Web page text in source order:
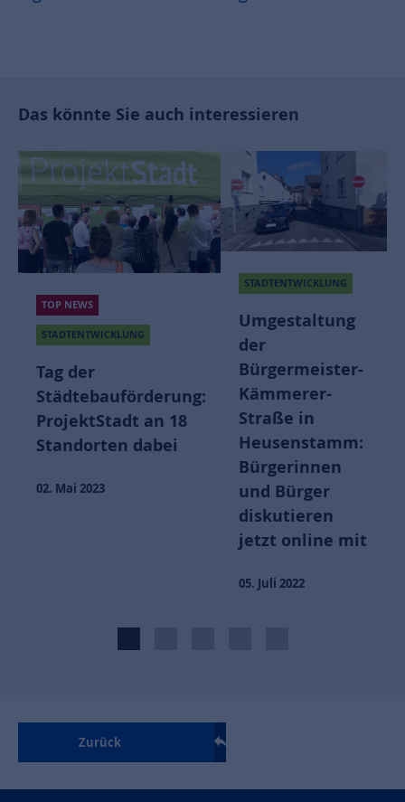
Das könnte Sie auch interessieren
an 18
dabei
Umgestaltung
der
Bürgermeister-
Kämmerer-
Straße in
Heusenstamm:
jetzt online mit
Ein Blick
und in
Zukunft,
10. Mai 2022
Zurück